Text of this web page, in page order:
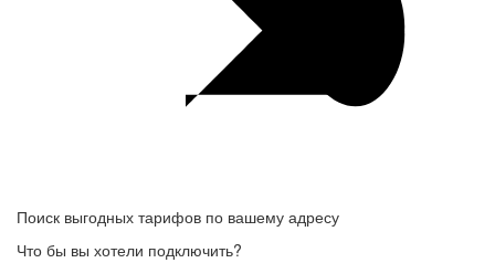
Поиск выгодных тарифов по вашему адресу
Что бы вы хотели подключить?